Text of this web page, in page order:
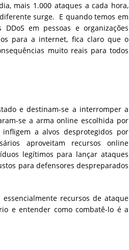
mais 1.000 ataques a cada hora,
surge. E quando temos em
em pessoas e organizações
para a internet, fica claro que o
muito reais para todos
e destinam-se a interromper a
se a arma online escolhida por
a alvos desprotegidos por
aproveitam recursos online
legítimos para lançar ataques
para defensores despreparados
recursos de ataque
e entender como combatê-lo é a